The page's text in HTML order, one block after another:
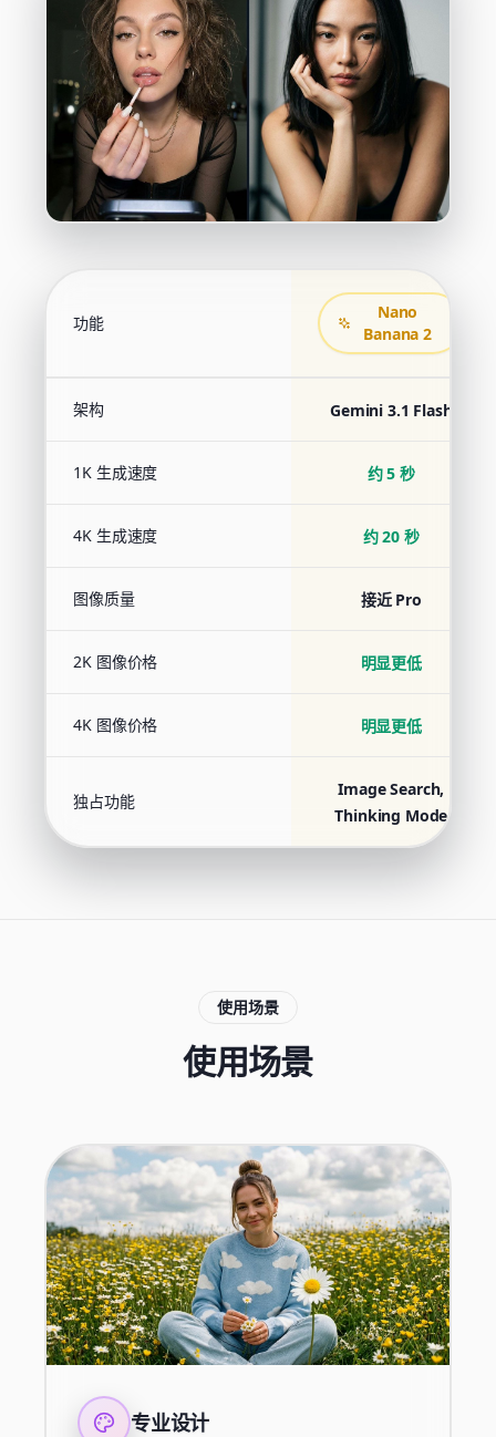
功能
Nano
Banana 2
架构 Gemini 3.1 Flash
1K 生成速度 约 5 秒
4K 生成速度 约 20 秒
图像质量 接近 Pro
2K 图像价格 明显更低
4K 图像价格 明显更低
独占功能
Image Search,
Thinking Mode
使用场景
使用场景
专业设计